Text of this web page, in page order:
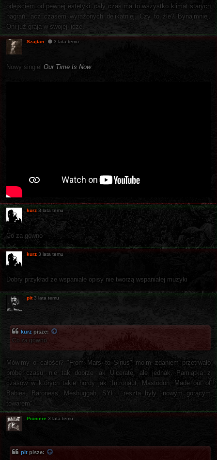
odejściem od pewnej estetyki, cały czas ma to wszystko klimat starych
nagrań, acz czasem wyrażonych delikatniej. Czy to źle? Bynajmniej.
Oni już grają w swojej lidze.
Szajtan 3 lata temu
Nowy singiel Our Time Is Now.
kurz 3 lata temu
Co za gówno
kurz 3 lata temu
Dobry przykład ze wspaniałe opisy nie tworzą wspaniałej muzyki
pit 3 lata temu
kurz pisze:
Co za gówno
Mówimy o całości? "From Mars to Sirius" moim zdaniem przetrwało
próbę czasu, nie tak dobrze jak Ulcerate, ale jednak. Pamiątka z
czasów w których takie hordy jak: Intronaut, Mastodon, Made out of
Babies, Baroness, Meshuggah, SYL i reszta były "nowym gorącym
towarem".
Pioniere 3 lata temu
pit pisze: